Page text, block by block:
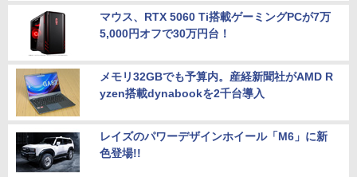
マウス、RTX 5060 Ti搭載ゲーミングPCが7万
5,000円オフで30万円台！
メモリ32GBでも予算内。産経新聞社がAMD R
yzen搭載dynabookを2千台導入
レイズのパワーデザインホイール「M6」に新
色登場!!